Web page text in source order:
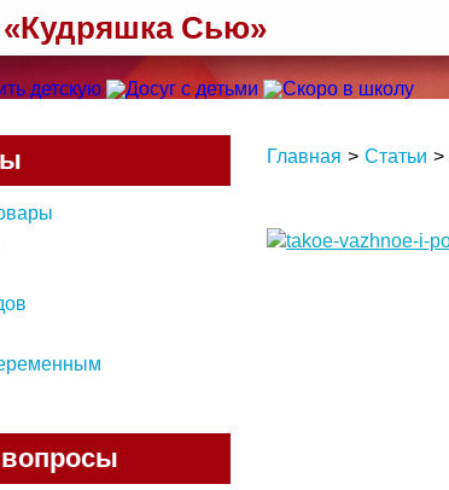
Сью»
Главная > Статьи >